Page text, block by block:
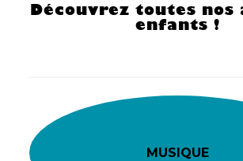
Découvrez toutes
enfants !
MUSIQUE